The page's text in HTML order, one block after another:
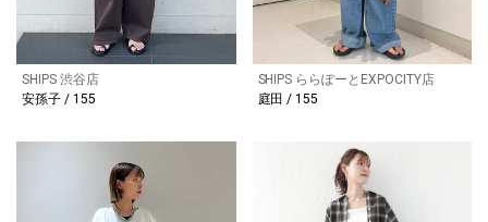
SHIPS 渋谷店
安孫子 / 155
SHIPS ららぽーとEXPOCITY店
庭田 / 155